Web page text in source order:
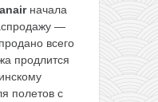
начала
—
всего
продлится
полетов с